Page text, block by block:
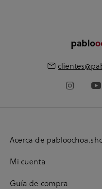
pablo
Acerca de
Mi cuenta
Guía de compra